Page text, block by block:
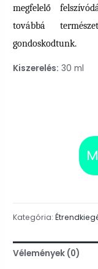
megfelelő
továbbá
gondoskodtunk.
Kiszerelés: 30 ml
Kategória:
Vélemények (0)